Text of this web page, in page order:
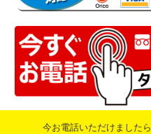
今お電話いただけましたら